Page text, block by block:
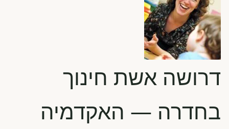
דרושה אשת חינוך
בחדרה — האקדמיה